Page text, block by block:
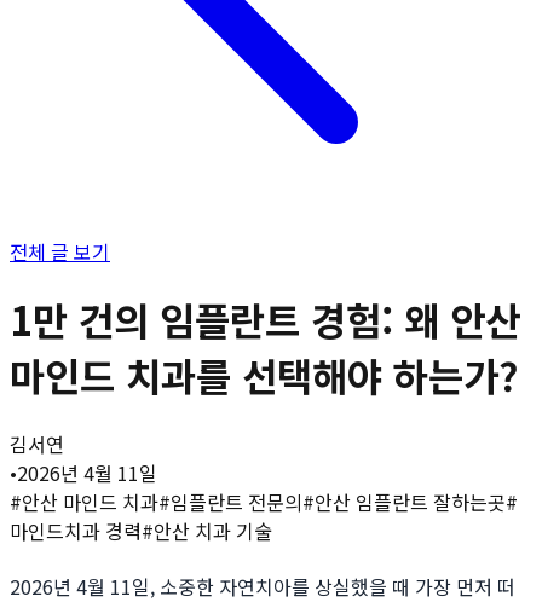
전체 글 보기
1만 건의 임플란트 경험: 왜 안산
마인드 치과를 선택해야 하는가?
김서연
•2026년 4월 11일
#안산 마인드 치과#임플란트 전문의#안산 임플란트 잘하는곳#
마인드치과 경력#안산 치과 기술
2026년 4월 11일, 소중한 자연치아를 상실했을 때 가장 먼저 떠